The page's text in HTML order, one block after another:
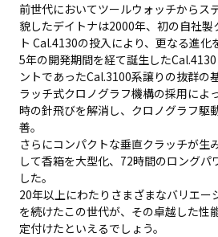
前世代においてツールウォッチからス
貌したデイトナは2000年、初の自社製
ト Cal.4130の投入により、更なる進化
5年の開発期間を経て誕生した
ントであったCal.3100系譲りの抜群の
ラッチ式クロノグラフ機構の採用によ
時の針飛びを解消し、クロノグラフ駆
善。
さらにコンパクトな垂直クラッチが生
して香箱を大型化、72時間のロングパ
した。
20年以上にわたりさまざまなバリエー
を続けたこの世代が、その卓越した性
定付けたといえるでしょう。